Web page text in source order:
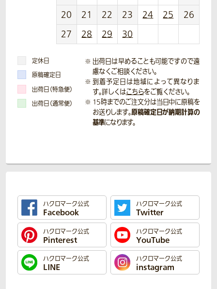
20
21 22 23 24 25
26
27
28 29 30
定休日
原稿確定日
出荷日（特急便）
出荷日（通常便）
出荷日は早めることも可能ですので遠
慮なくご相談ください。
到着予定日は地域によって異なりま
す。詳しくはこちらをご覧ください。
15時までのご注文分は当日中に原稿を
お送りします。原稿確定日が納期計算の
基準になります。
ハクロマーク公式
Facebook
ハクロマーク公式
Twitter
ハクロマーク公式
Pinterest
ハクロマーク公式
YouTube
ハクロマーク公式
LINE
ハクロマーク公式
instagram